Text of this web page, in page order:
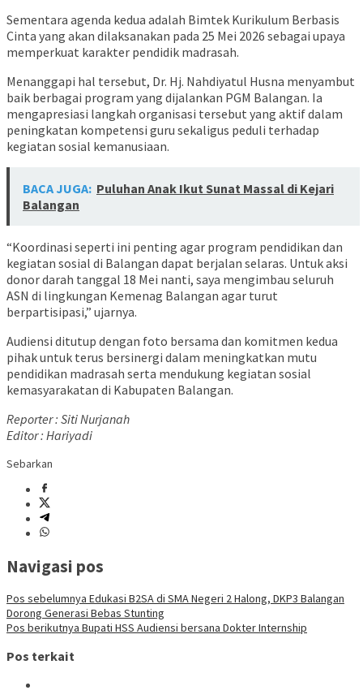
Sementara agenda kedua adalah Bimtek Kurikulum Berbasis
Cinta yang akan dilaksanakan pada 25 Mei 2026 sebagai upaya
memperkuat karakter pendidik madrasah.
Menanggapi hal tersebut, Dr. Hj. Nahdiyatul Husna menyambut
baik berbagai program yang dijalankan PGM Balangan. Ia
mengapresiasi langkah organisasi tersebut yang aktif dalam
peningkatan kompetensi guru sekaligus peduli terhadap
kegiatan sosial kemanusiaan.
BACA JUGA: Puluhan Anak Ikut Sunat Massal di Kejari
Balangan
“Koordinasi seperti ini penting agar program pendidikan dan
kegiatan sosial di Balangan dapat berjalan selaras. Untuk aksi
donor darah tanggal 18 Mei nanti, saya mengimbau seluruh
ASN di lingkungan Kemenag Balangan agar turut
berpartisipasi,” ujarnya.
Audiensi ditutup dengan foto bersama dan komitmen kedua
pihak untuk terus bersinergi dalam meningkatkan mutu
pendidikan madrasah serta mendukung kegiatan sosial
kemasyarakatan di Kabupaten Balangan.
Reporter : Siti Nurjanah
Editor : Hariyadi
Sebarkan
Navigasi pos
Pos sebelumnya Edukasi B2SA di SMA Negeri 2 Halong, DKP3 Balangan
Dorong Generasi Bebas Stunting
Pos berikutnya Bupati HSS Audiensi bersana Dokter Internship
Pos terkait